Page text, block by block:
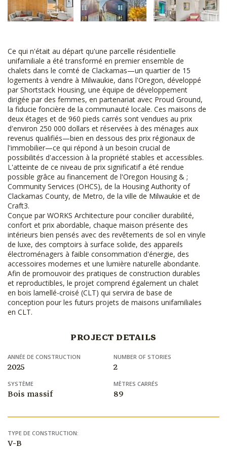
Ce qui n'était au départ qu'une parcelle résidentielle
unifamiliale a été transformé en premier ensemble de
chalets dans le comté de Clackamas—un quartier de 15
logements à vendre à Milwaukie, dans l'Oregon, développé
par Shortstack Housing, une équipe de développement
dirigée par des femmes, en partenariat avec Proud Ground,
la fiducie foncière de la communauté locale. Ces maisons de
deux étages et de 960 pieds carrés sont vendues au prix
d'environ 250 000 dollars et réservées à des ménages aux
revenus qualifiés—bien en dessous des prix régionaux de
l'immobilier—ce qui répond à un besoin crucial de
possibilités d'accession à la propriété stables et accessibles.
L'atteinte de ce niveau de prix significatif a été rendue
possible grâce au financement de l'Oregon Housing & ;
Community Services (OHCS), de la Housing Authority of
Clackamas County, de Metro, de la ville de Milwaukie et de
Craft3.
Conçue par WORKS Architecture pour concilier durabilité,
confort et prix abordable, chaque maison présente des
intérieurs bien pensés avec des revêtements de sol en vinyle
de luxe, des comptoirs à surface solide, des appareils
électroménagers à faible consommation d'énergie, des
accessoires modernes et une lumière naturelle abondante.
Afin de promouvoir des pratiques de construction durables
et reproductibles, le projet comprend également un chalet
en bois lamellé-croisé (CLT) qui servira de base de
conception pour les futurs projets de maisons unifamiliales
en CLT.
PROJECT DETAILS
ANNÉE DE CONSTRUCTION
2025
NUMBER OF STORIES
2
SYSTÈME
Bois massif
MÈTRES CARRÉS
89
TYPE DE CONSTRUCTION:
V-B